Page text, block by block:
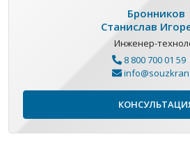
Бронников
Станислав
Инженер-
8 800 700 01 59